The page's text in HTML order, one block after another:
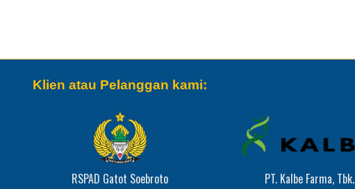
Klien atau Pelanggan kami:
RSPAD Gatot Soebroto PT. Kalbe Farma, Tbk.